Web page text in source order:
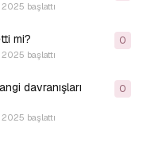
2025 başlattı
mi?
2025 başlattı
0
davranışları
2025 başlattı
0